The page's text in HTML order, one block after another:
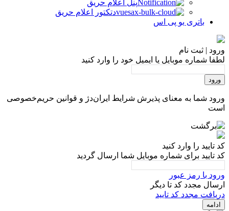
پنل اعلام حریق
دتکتور اعلام حریق
باتری یو پی اس
ورود | ثبت نام
لطفا شماره موبایل یا ایمیل خود را وارد کنید
ورود
ورود شما به معنای پذیرش شرایط ایران‌دژ و قوانین حریم‌خصوصی
است
کد تایید را وارد کنید
کد تایید برای شماره موبایل شما ارسال گردید
ورود با رمز عبور
ارسال مجدد کد تا دیگر
دریافت مجدد کد تایید
ادامه